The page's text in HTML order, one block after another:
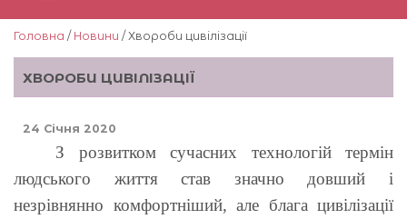
Головна / Новини / Хвороби цивілізації
ХВОРОБИ ЦИВІЛІЗАЦІЇ
24 Січня 2020
З розвитком сучасних технологій термін
людського життя став значно довший і
незрівнянно комфортніший, але блага цивілізації